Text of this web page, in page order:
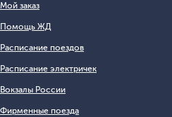
Мой заказ
Помощь ЖД
Расписание поездов
Расписание электричек
Вокзалы России
Фирменные поезда